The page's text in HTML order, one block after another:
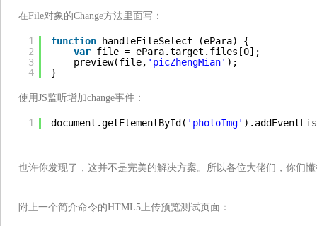
在File对象的Change方法里面写：
1
2
3
4
function
handleFileSelect (ePara) {
var file = ePara.target.files[0];
preview(file, 'picZhengMian' );
}
使用JS监听增加change事件：
1 document.getElementById( 'photoImg'
也许你发现了，这并不是完美的解决方案。所以各位大佬们，你们
附上一个简介命令的HTML5上传预览测试页面：